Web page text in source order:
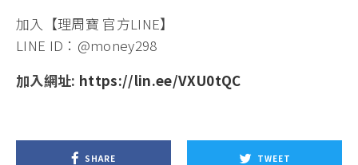
加入【理周寶 官方LINE】
LINE ID：@money298
加入網址: https://lin.ee/VXU0tQC
SHARE TWEET